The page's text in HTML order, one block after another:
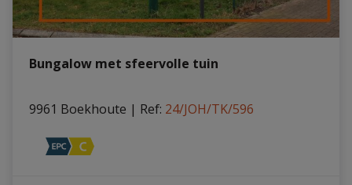
Bungalow met sfeervolle tuin
9961 Boekhoute | Ref: 24/JOH/TK/596